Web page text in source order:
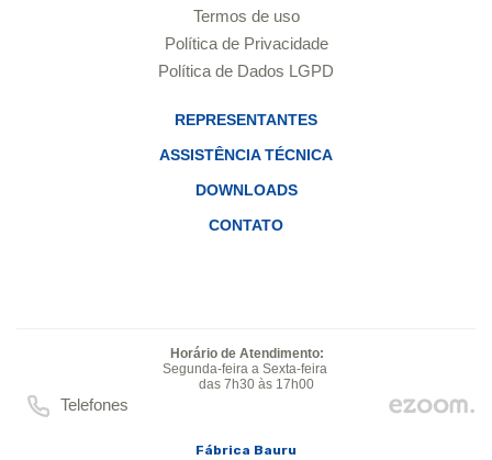
Termos de uso
Política de Privacidade
Política de Dados LGPD
REPRESENTANTES
ASSISTÊNCIA TÉCNICA
DOWNLOADS
CONTATO
Horário de Atendimento:
Segunda-feira a Sexta-feira
das 7h30 às 17h00
Telefones
Fábrica Bauru